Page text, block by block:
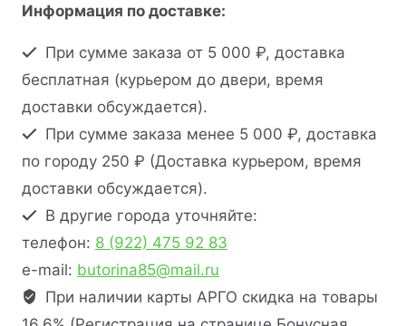
Информация по доставке:
При сумме заказа от 5 000 ₽, доставка
бесплатная (курьером до двери, время
доставки обсуждается).
При сумме заказа менее 5 000 ₽, доставка
по городу 250 ₽ (Доставка курьером, время
доставки обсуждается).
В другие города уточняйте:
телефон: 8 (922) 475 92 83
e-mail: butorina85@mail.ru
При наличии карты АРГО скидка на товары